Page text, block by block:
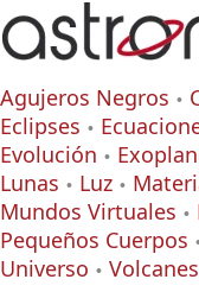
Agujeros Negros
Eclipses
Evolución
Lunas
Luz
Mundos Virtuales
Pequeños Cuerpos
Universo
Volcanes